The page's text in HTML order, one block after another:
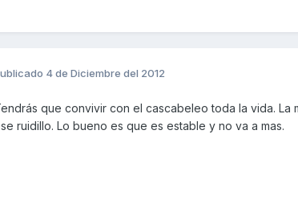
4 de Diciembre del 2012
que convivir con el cascabeleo toda la vida.
ruidillo. Lo bueno es que es estable y no va a mas.